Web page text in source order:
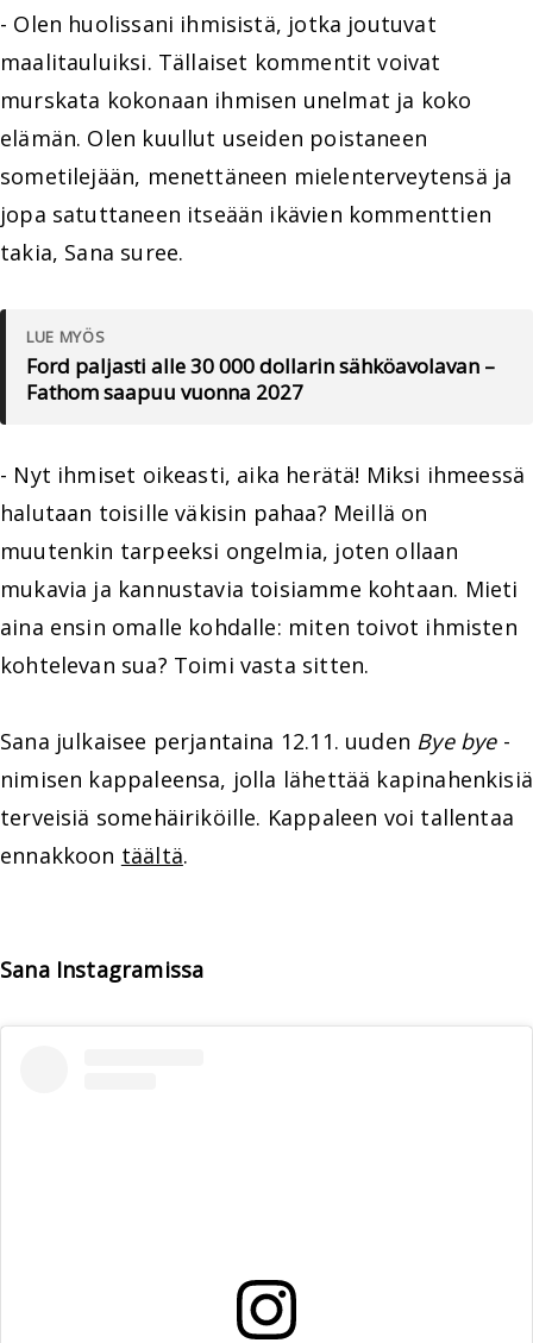
- Olen huolissani ihmisistä, jotka joutuvat
maalitauluiksi. Tällaiset kommentit voivat
murskata kokonaan ihmisen unelmat ja koko
elämän. Olen kuullut useiden poistaneen
sometilejään, menettäneen mielenterveytensä ja
jopa satuttaneen itseään ikävien kommenttien
takia, Sana suree.
LUE MYÖS
Ford paljasti alle 30 000 dollarin sähköavolavan –
Fathom saapuu vuonna 2027
- Nyt ihmiset oikeasti, aika herätä! Miksi ihmeessä
halutaan toisille väkisin pahaa? Meillä on
muutenkin tarpeeksi ongelmia, joten ollaan
mukavia ja kannustavia toisiamme kohtaan. Mieti
aina ensin omalle kohdalle: miten toivot ihmisten
kohtelevan sua? Toimi vasta sitten.
Sana julkaisee perjantaina 12.11. uuden Bye bye-
nimisen kappaleensa, jolla lähettää kapinahenkisiä
terveisiä somehäiriköille. Kappaleen voi tallentaa
ennakkoon täältä.
Sana Instagramissa